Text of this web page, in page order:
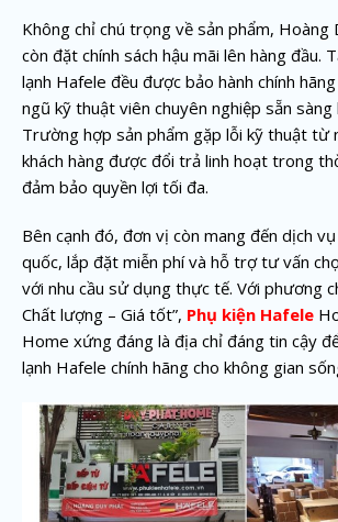
Không chỉ chú trọng về sản phẩm, Hoàng
còn đặt chính sách hậu mãi lên hàng đầu.
lạnh Hafele đều được bảo hành chính
ngũ kỹ thuật viên chuyên nghiệp sẵn
Trường hợp sản phẩm gặp lỗi kỹ thuật từ
khách hàng được đổi trả linh hoạt trong
đảm bảo quyền lợi tối đa.
Bên cạnh đó, đơn vị còn mang đến dịch
quốc, lắp đặt miễn phí và hỗ trợ tư vấn
với nhu cầu sử dụng thực tế. Với phương
Chất lượng – Giá tốt”, Phụ kiện Hafele
Home xứng đáng là địa chỉ đáng tin cậy
lạnh Hafele chính hãng cho không gian